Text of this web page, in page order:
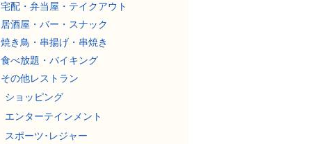
宅配・弁当屋・テイクアウト
居酒屋・バー・スナック
焼き鳥・串揚げ・串焼き
食べ放題・バイキング
その他レストラン
ショッピング
エンターテインメント
スポーツ･レジャー